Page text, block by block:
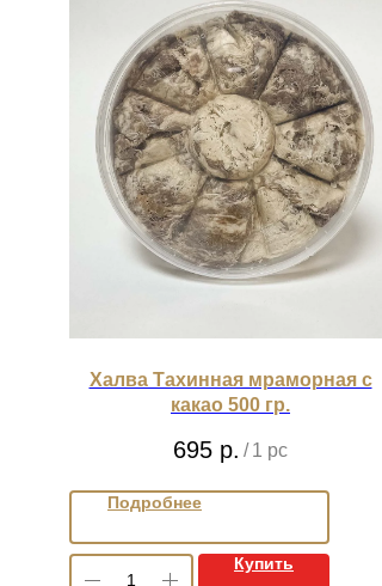
Халва Тахинная мраморная с
какао 500 гр.
695 р. / 1 pc
Подробнее
Купить